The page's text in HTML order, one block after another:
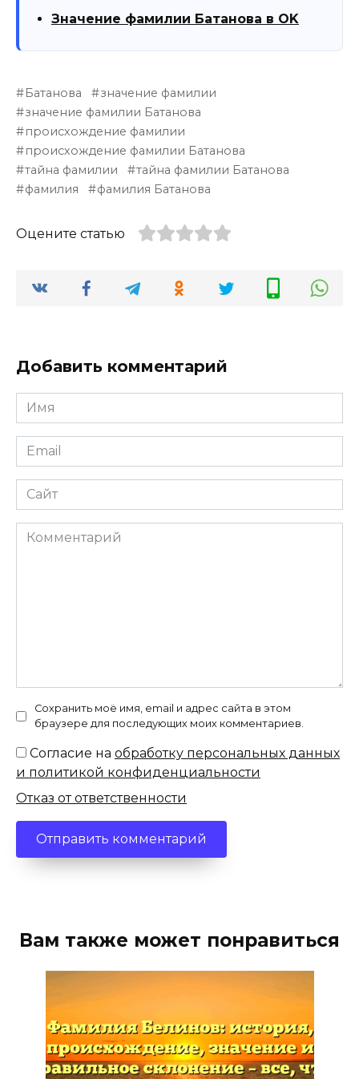
Значение фамилии Батанова в OK
Батанова
значение фамилии
значение фамилии Батанова
происхождение фамилии
происхождение фамилии Батанова
тайна фамилии
тайна фамилии Батанова
фамилия
фамилия Батанова
Оцените статью
Добавить комментарий
Имя
*
Email
*
Сайт
Комментарий
Сохранить моё имя, email и адрес сайта в этом
браузере для последующих моих комментариев.
Согласие на обработку персональных данных
и политикой конфиденциальности
Отказ от ответственности
Вам также может понравиться